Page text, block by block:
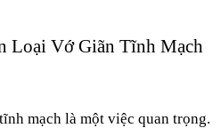
Loại Vớ Giãn Tĩnh Mạch
mạch là một việc quan trọng.